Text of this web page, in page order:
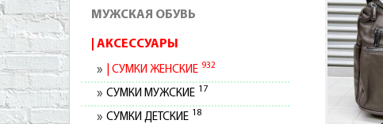
МУЖСКАЯ ОБУВЬ
АКСЕССУАРЫ
СУМКИ ЖЕНСКИЕ 932
СУМКИ МУЖСКИЕ 17
СУМКИ ДЕТСКИЕ 18